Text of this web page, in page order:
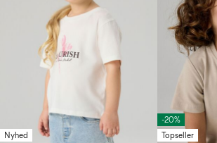
Nyhed
-20%
Topseller